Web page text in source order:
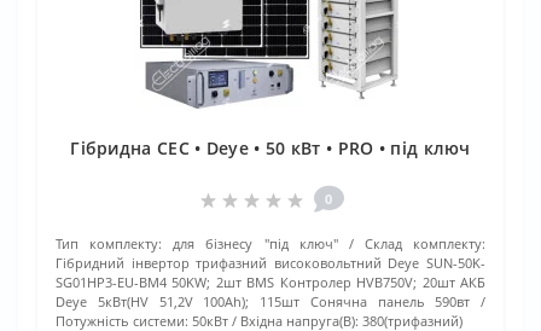
Гібридна СЕС • Deye • 50 кВт • PRO • під ключ
0
Тип комплекту: для бізнесу "під ключ"
Склад комплекту:
Гібридний інвертор трифазний високовольтний Deye SUN-50K-
SG01HP3-EU-BM4 50KW; 2шт BMS Контролер HVB750V; 20шт АКБ
Deye 5кВт(HV 51,2V 100Ah); 115шт Сонячна панель 590вт
Потужність системи: 50кВт Вхідна напруга(В): 380(трифазний)